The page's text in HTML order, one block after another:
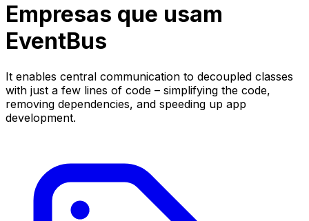
Empresas que usam
EventBus
It enables central communication to decoupled classes
with just a few lines of code – simplifying the code,
removing dependencies, and speeding up app
development.